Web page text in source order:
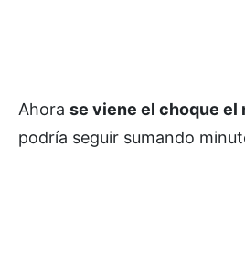
Ahora se viene el choque el
podría seguir sumando